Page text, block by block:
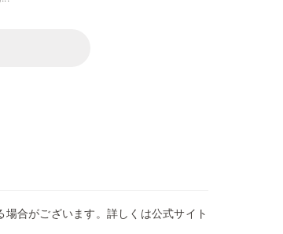
合がございます。詳しくは公式サイト